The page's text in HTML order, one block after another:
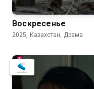
Воскресенье
2025, Казахстан, Драма